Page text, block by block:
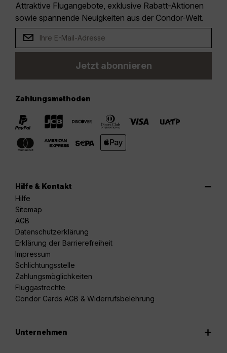
Attraktive Flugangebote, exklusive Rabatt-Aktionen
sowie spannende Neuigkeiten aus der Condor-Welt.
Jetzt abonnieren
Zahlungsmethoden
Hilfe & Kontakt
Hilfe
Sitemap
AGB
Datenschutzerklärung
Erklärung der Barrierefreiheit
Impressum
Schlichtungsstelle
Zahlungsmöglichkeiten
Fluggastrechte
Condor Cards AGB & Widerrufsbelehrung
Unternehmen